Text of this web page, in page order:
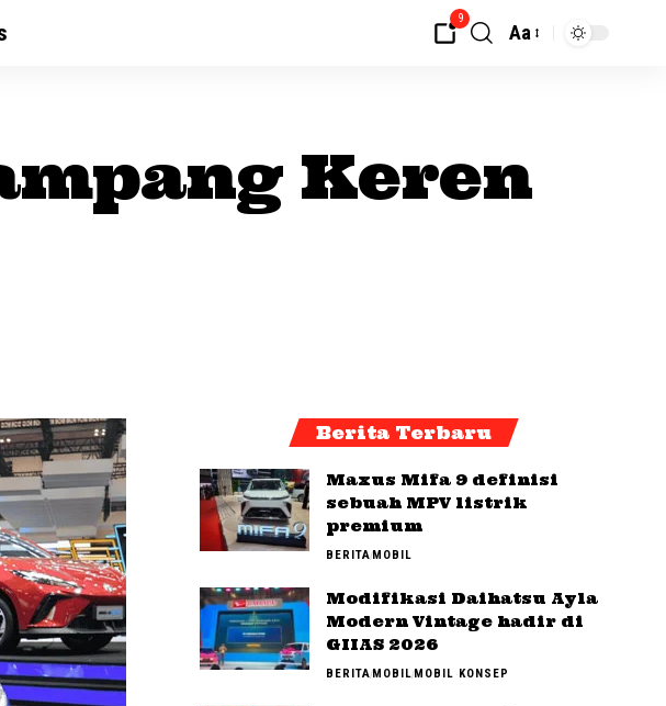
9
Aa
Keren
Berita Terbaru
Maxus Mifa 9 definisi
sebuah MPV listrik
premium
BERITAMOBIL
Modifikasi Daihatsu Ayla
Modern Vintage hadir di
GIIAS 2026
BERITAMOBILMOBIL KONSEP